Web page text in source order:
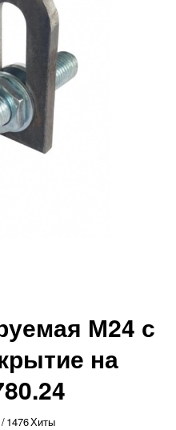
М24 с
на
/1476Хиты